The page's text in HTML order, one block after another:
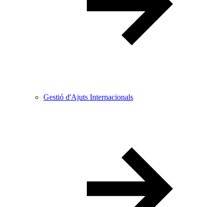
Gestió d'Ajuts Internacionals